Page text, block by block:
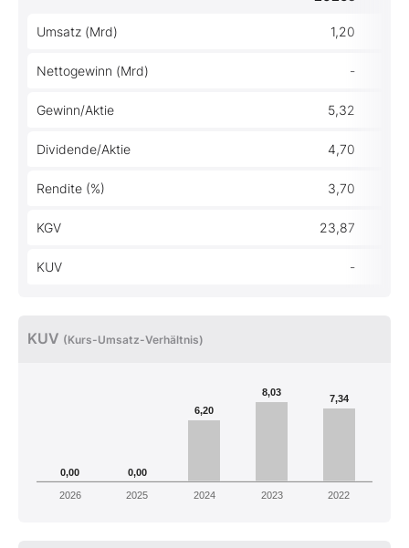
Umsatz (Mrd) 1,20
Nettogewinn (Mrd) -
Gewinn/Aktie 5,32
Dividende/Aktie 4,70
Rendite (%) 3,70
KGV 23,87
KUV -
KUV (Kurs-Umsatz-Verhältnis)
0,00 0,00
6,20
8,03
7,34
2026 2025 2024 2023 2022